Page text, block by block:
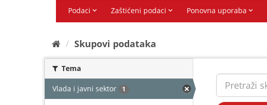
Skupovi podаtаkа
Tema
Vlada i javni sektor 1